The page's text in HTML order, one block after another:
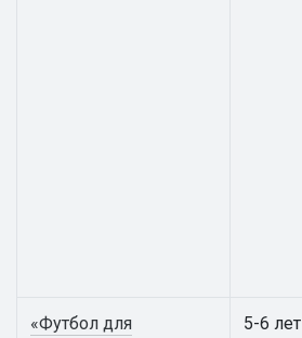
«Футбол для
5-6 лет